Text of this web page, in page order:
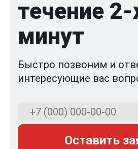
течение
минут
Быстро позвоним и
интересующие вас
Оставить